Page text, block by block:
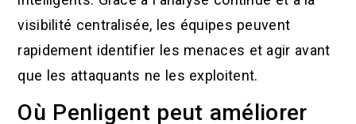
visibilité centralisée, les équipes peuvent
rapidement identifier les menaces et agir avant
que les attaquants ne les exploitent.
Où Penligent peut améliorer